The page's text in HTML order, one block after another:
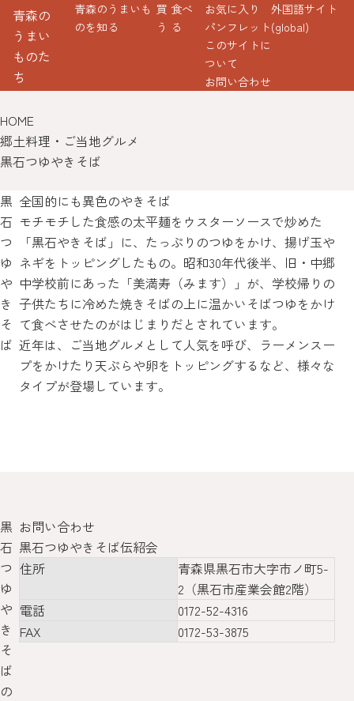
青森の
うまい
ものた
ち
青森のうまいも
のを知る
買
う
食べ
る
お気に入り
パンフレット
このサイトに
ついて
お問い合わせ
外国語サイト
(global)
HOME
郷土料理・ご当地グルメ
黒石つゆやきそば
黒
石
つ
ゆ
や
き
そ
ば
全国的にも異色のやきそば
モチモチした食感の太平麺をウスターソースで炒めた
「黒石やきそば」に、たっぷりのつゆをかけ、揚げ玉や
ネギをトッピングしたもの。昭和30年代後半、旧・中郷
中学校前にあった「美満寿（みます）」が、学校帰りの
子供たちに冷めた焼きそばの上に温かいそばつゆをかけ
て食べさせたのがはじまりだとされています。
近年は、ご当地グルメとして人気を呼び、ラーメンスー
プをかけたり天ぷらや卵をトッピングするなど、様々な
タイプが登場しています。
黒
石
つ
ゆ
や
き
そ
ば
の
お問い合わせ
黒石つゆやきそば伝紹会
住所
青森県黒石市大字市ノ町5-
2（黒石市産業会館2階）
電話
0172-52-4316
FAX
0172-53-3875